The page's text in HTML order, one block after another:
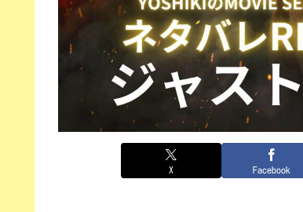
X Facebook